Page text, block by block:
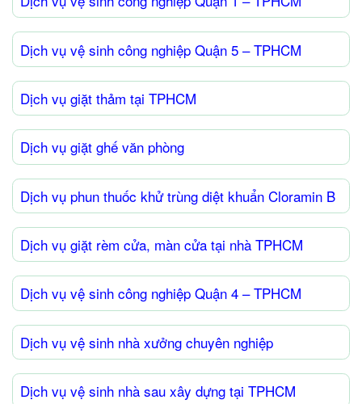
Dịch vụ vệ sinh công nghiệp Quận 5 – TPHCM
Dịch vụ giặt thảm tại TPHCM
Dịch vụ giặt ghế văn phòng
Dịch vụ phun thuốc khử trùng diệt khuẩn Cloramin B
Dịch vụ giặt rèm cửa, màn cửa tại nhà TPHCM
Dịch vụ vệ sinh công nghiệp Quận 4 – TPHCM
Dịch vụ vệ sinh nhà xưởng chuyên nghiệp
Dịch vụ vệ sinh nhà sau xây dựng tại TPHCM